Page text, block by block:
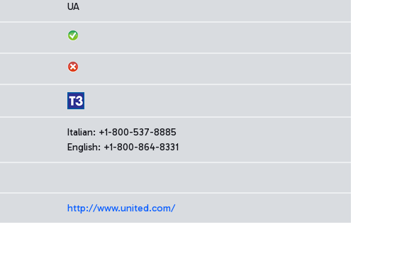
UA
Italian: +1-800-537-8885
English: +1-800-864-8331
http://www.united.com/